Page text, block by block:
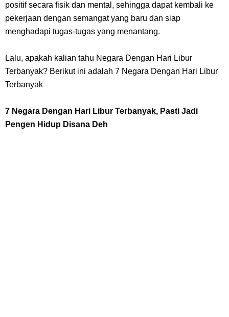
Cara Bayar Akulaku Lewat Gopay, Sangat Mudah Dan Tidak Ribet
Sama Sekali
7 Fakta Queen One Piece, All Star Yang Jadi Penanggung Jawab
Poster Konser
positif secara fisik dan mental, sehingga dapat kembali ke
pekerjaan dengan semangat yang baru dan siap
menghadapi tugas-tugas yang menantang.
Lalu, apakah kalian tahu Negara Dengan Hari Libur
Terbanyak? Berikut ini adalah 7 Negara Dengan Hari Libur
Terbanyak
7 Negara Dengan Hari Libur Terbanyak, Pasti Jadi
Pengen Hidup Disana Deh